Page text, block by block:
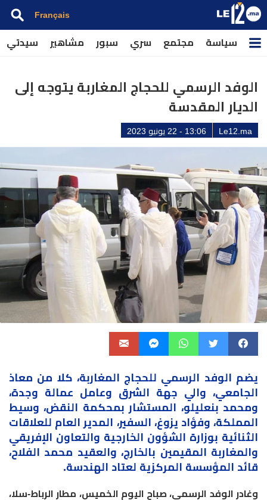
Français
سياسة مجتمع سري سبور مشاهير سيدتي
الوفد الرسمي للحجاج المغاربة يتوجه إلى
الديار المقدسة
Le12.ma 13:06 - 22 يونيو 2023
يضم الوفد الرسمي للحجاج المغاربة، كلا من معاذ
الجامعي، والي جهة الشرق وعامل عمالة وجدة،
ومحمد بنعليلو، المستشار بمحكمة النقض، وسيط
المملكة، وفؤاد يزوغ، السفير، المدير العام للعلاقات
الثنائية بوزارة الشؤون الخارجية والتعاون الإفريقي
والمغاربة المقيمين بالخارج، والعقيد محمد الفلاح،
قائد المؤسسة المركزية لعتاد الهندسة.
وغادر الوفد الرسمي، صباح اليوم الخميس، مطار الرباط-سلا،